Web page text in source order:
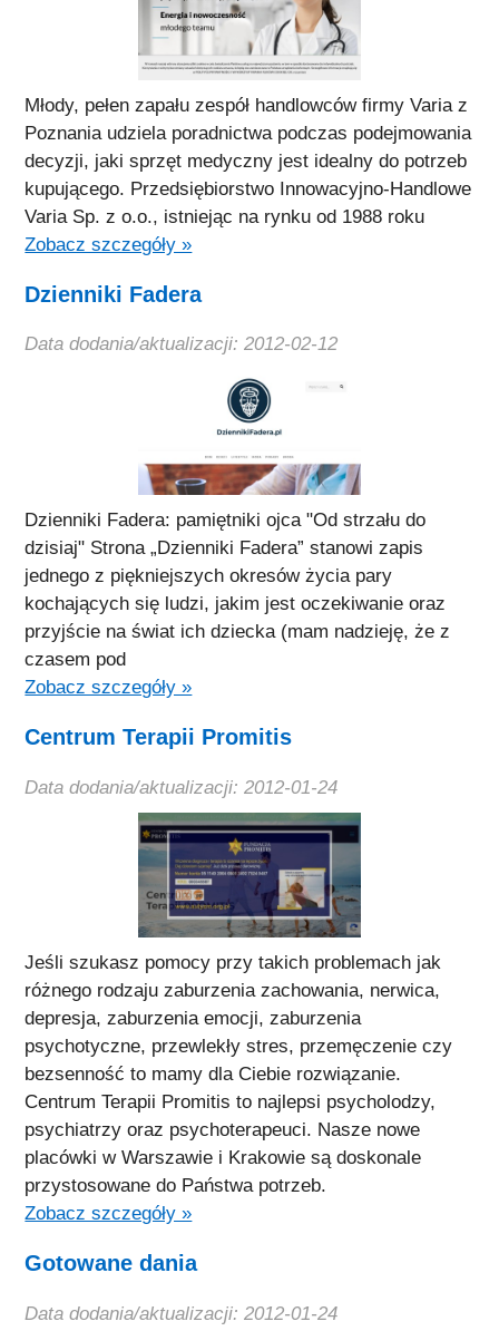
Młody, pełen zapału zespół handlowców firmy Varia z
Poznania udziela poradnictwa podczas podejmowania
decyzji, jaki sprzęt medyczny jest idealny do potrzeb
kupującego. Przedsiębiorstwo Innowacyjno-Handlowe
Varia Sp. z o.o., istniejąc na rynku od 1988 roku
Zobacz szczegóły »
Dzienniki Fadera
Data dodania/aktualizacji: 2012-02-12
Dzienniki Fadera: pamiętniki ojca "Od strzału do
dzisiaj" Strona „Dzienniki Fadera” stanowi zapis
jednego z piękniejszych okresów życia pary
kochających się ludzi, jakim jest oczekiwanie oraz
przyjście na świat ich dziecka (mam nadzieję, że z
czasem pod
Zobacz szczegóły »
Centrum Terapii Promitis
Data dodania/aktualizacji: 2012-01-24
Jeśli szukasz pomocy przy takich problemach jak
różnego rodzaju zaburzenia zachowania, nerwica,
depresja, zaburzenia emocji, zaburzenia
psychotyczne, przewlekły stres, przemęczenie czy
bezsenność to mamy dla Ciebie rozwiązanie.
Centrum Terapii Promitis to najlepsi psycholodzy,
psychiatrzy oraz psychoterapeuci. Nasze nowe
placówki w Warszawie i Krakowie są doskonale
przystosowane do Państwa potrzeb.
Zobacz szczegóły »
Gotowane dania
Data dodania/aktualizacji: 2012-01-24